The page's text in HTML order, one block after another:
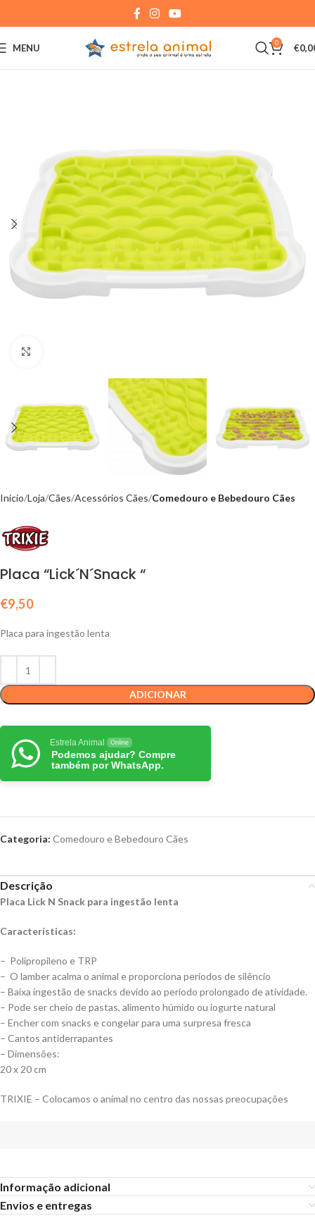
MENU 0 €
Início Loja Cães Acessórios Cães Comedouro e Bebedouro Cães
Placa “Lick´N´Snack “
€9,50
Placa para ingestão lenta
ADICIONAR
Estrela Animal Online
Podemos ajudar? Compre
também por WhatsApp.
Categoria: Comedouro e Bebedouro Cães
Descrição
Placa Lick N Snack para ingestão lenta
Características:
– Polipropileno e TRP
– O lamber acalma o animal e proporciona períodos de silêncio
– Baixa ingestão de snacks devido ao período prolongado de atividade.
– Pode ser cheio de pastas, alimento húmido ou iogurte natural
– Encher com snacks e congelar para uma surpresa fresca
– Cantos antiderrapantes
– Dimensões:
20 x 20 cm
TRIXIE – Colocamos o animal no centro das nossas preocupações
Informação adicional
Envios e entregas